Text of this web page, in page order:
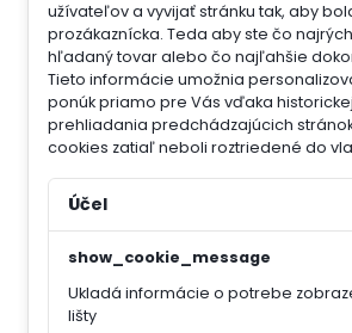
užívateľov a vyvijať stránku tak, aby
prozákaznícka. Teda aby ste čo
hľadaný tovar alebo čo najľahšie
Tieto informácie umožnia
ponúk priamo pre Vás vďaka
prehliadania predchádzajúcich
cookies zatiaľ neboli roztriedené do
Účel
show_cookie_message
Ukladá informácie o potrebe
lišty